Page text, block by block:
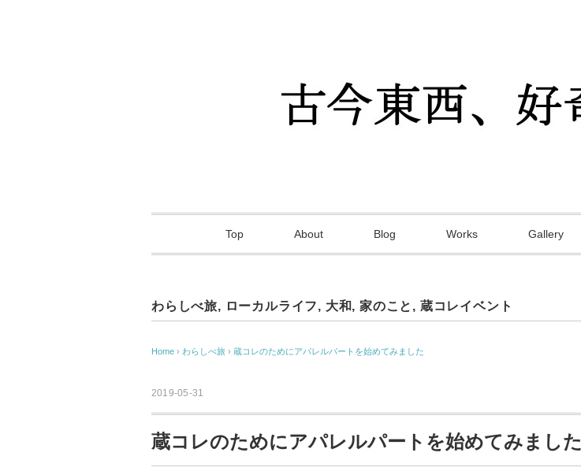
Top About Blog Works Gallery
わらしべ旅, ローカルライフ, 大和,家のこと , 蔵コレイベント
Home › わらしべ旅 › 蔵コレのためにアパレルパートを始めてみました
2019-05-31
蔵コレのためにアパレルパートを始めてみました